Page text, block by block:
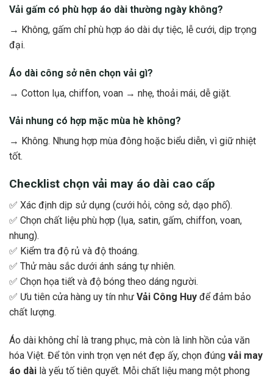
Vải gấm có phù hợp áo dài thường ngày không?
→ Không, gấm chỉ phù hợp áo dài dự tiệc, lễ cưới, dịp trọng
đại.
Áo dài công sở nên chọn vải gì?
→ Cotton lụa, chiffon, voan → nhẹ, thoải mái, dễ giặt.
Vải nhung có hợp mặc mùa hè không?
→ Không. Nhung hợp mùa đông hoặc biểu diễn, vì giữ nhiệt
tốt.
Checklist chọn vải may áo dài cao cấp
✅ Xác định dịp sử dụng (cưới hỏi, công sở, dạo phố).
✅ Chọn chất liệu phù hợp (lụa, satin, gấm, chiffon, voan,
nhung).
✅ Kiểm tra độ rủ và độ thoáng.
✅ Thử màu sắc dưới ánh sáng tự nhiên.
✅ Chọn họa tiết và độ bóng theo dáng người.
✅ Ưu tiên cửa hàng uy tín như Vải Công Huy để đảm bảo
chất lượng.
Áo dài không chỉ là trang phục, mà còn là linh hồn của văn
hóa Việt. Để tôn vinh trọn vẹn nét đẹp ấy, chọn đúng vải may
áo dài là yếu tố tiên quyết. Mỗi chất liệu mang một phong